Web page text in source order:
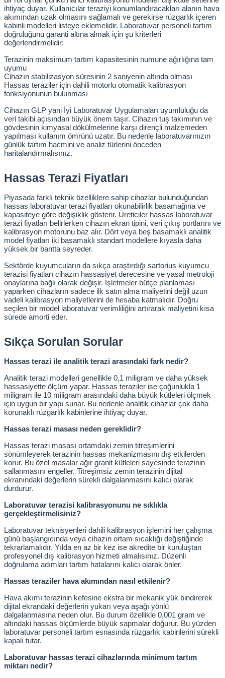
Dolaplar
Cihazları
Cihazları
ihtiyaç duyar. Kullanıcılar teraziyi konumlandıracakları alanın hava
akımından uzak olmasını sağlamalı ve gerekirse rüzgarlık içeren
kabinli modelleri listeye eklemelidir. Laboratuvar personeli tartım
doğruluğunu garanti altına almak için şu kriterleri
değerlendirmelidir:
Terazinin maksimum tartım kapasitesinin numune ağırlığına tam
uyumu
Cihazın stabilizasyon süresinin 2 saniyenin altında olması
Hassas teraziler için dahili motorlu otomatik kalibrasyon
fonksiyonunun bulunması
Cihazın GLP yani İyi Laboratuvar Uygulamaları uyumluluğu da
veri takibi açısından büyük önem taşır. Cihazın tuş takımının ve
gövdesinin kimyasal dökülmelerine karşı dirençli malzemeden
yapılması kullanım ömrünü uzatır. Bu nedenle laboratuvarınızın
günlük tartım hacmini ve analiz türlerini önceden
haritalandırmalısınız.
Hassas Terazi Fiyatları
Piyasada farklı teknik özelliklere sahip cihazlar bulunduğundan
hassas laboratuvar terazi fiyatları okunabilirlik basamağına ve
kapasiteye göre değişiklik gösterir. Üreticiler hassas laboratuvar
terazi fiyatları belirlerken cihazın ekran tipini, veri çıkış portlarını ve
kalibrasyon motorunu baz alır. Dört veya beş basamaklı analitik
model fiyatları iki basamaklı standart modellere kıyasla daha
yüksek bir bantta seyreder.
Sektörde kuyumcuların da sıkça araştırdığı sartorius kuyumcu
terazisi fiyatları cihazın hassasiyet derecesine ve yasal metroloji
onaylarına bağlı olarak değişir. İşletmeler bütçe planlaması
yaparken cihazların sadece ilk satın alma maliyetini değil uzun
vadeli kalibrasyon maliyetlerini de hesaba katmalıdır. Doğru
seçilen bir model laboratuvar verimliliğini artırarak maliyetini kısa
sürede amorti eder.
Sıkça Sorulan Sorular
Hassas terazi ile analitik terazi arasındaki fark nedir?
Analitik terazi modelleri genellikle 0,1 miligram ve daha yüksek
hassasiyette ölçüm yapar. Hassas teraziler ise çoğunlukla 1
miligram ile 10 miligram arasındaki daha büyük kütleleri ölçmek
için uygun bir yapı sunar. Bu nedenle analitik cihazlar çok daha
korunaklı rüzgarlık kabinlerine ihtiyaç duyar.
Hassas terazi masası neden gereklidir?
Hassas terazi masası ortamdaki zemin titreşimlerini
sönümleyerek terazinin hassas mekanizmasını dış etkilerden
korur. Bu özel masalar ağır granit kütleleri sayesinde terazinin
sallanmasını engeller. Titreşimsiz zemin terazinin dijital
ekranındaki değerlerin sürekli dalgalanmasını kalıcı olarak
durdurur.
Laboratuvar terazisi kalibrasyonunu ne sıklıkla
gerçekleştirmelisiniz?
Laboratuvar teknisyenleri dahili kalibrasyon işlemini her çalışma
günü başlangıcında veya cihazın ortam sıcaklığı değiştiğinde
tekrarlamalıdır. Yılda en az bir kez ise akredite bir kuruluştan
profesyonel dış kalibrasyon hizmeti almalısınız. Düzenli
doğrulama adımları tartım hatalarını kalıcı olarak önler.
Hassas teraziler hava akımından nasıl etkilenir?
Hava akımı terazinin kefesine ekstra bir mekanik yük bindirerek
dijital ekrandaki değerlerin yukarı veya aşağı yönlü
dalgalanmasına neden olur. Bu durum özellikle 0,001 gram ve
altındaki hassas ölçümlerde büyük sapmalar doğurur. Bu yüzden
laboratuvar personeli tartım esnasında rüzgarlık kabinlerini sürekli
kapalı tutar.
Laboratuvar hassas terazi cihazlarında minimum tartım
miktarı nedir?